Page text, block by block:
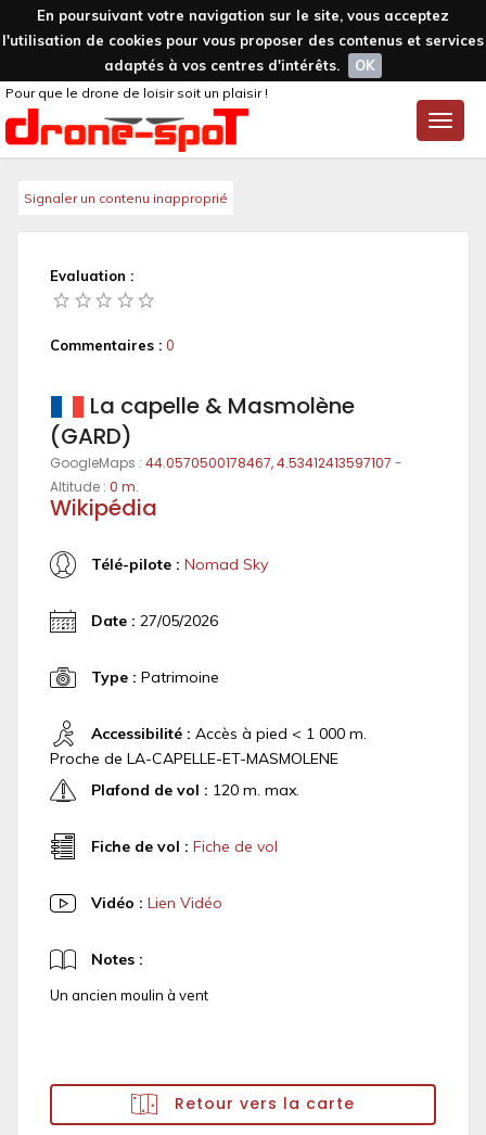
En poursuivant votre navigation sur le site, vous acceptez
l'utilisation de cookies pour vous proposer des contenus et services
adaptés à vos centres d'intérêts.
OK
Toggle
Pour que le drone de loisir soit un plaisir !
Signaler un contenu inapproprié
Evaluation :
Commentaires : 0
La capelle & Masmolène
(GARD)
GoogleMaps : 44.0570500178467, 4.53412413597107 -
Altitude : 0 m.
Wikipédia
Télé-pilote : Nomad Sky
Date : 27/05/2026
Type : Patrimoine
Accessibilité : Accès à pied < 1 000 m.
Proche de LA-CAPELLE-ET-MASMOLENE
Plafond de vol : 120 m. max.
Fiche de vol : Fiche de vol
Vidéo : Lien Vidéo
Notes :
Un ancien moulin à vent
Retour vers la carte